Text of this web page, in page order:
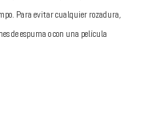
Para evitar cualquier rozadura,
de espuma o con una película